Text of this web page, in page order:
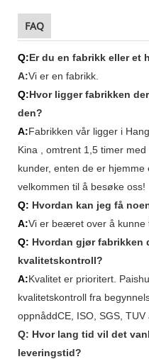
FAQ
Q:Er du en fabrikk eller et
A:Vi er en fabrikk.
Q:Hvor ligger fabrikken
den?
A:Fabrikken vår ligger i
Kina , omtrent 1,5 timer
kunder, enten de er
velkommen til å besøke oss!
Q: Hvordan kan jeg få
A:Vi er beæret over å kunne
Q: Hvordan gjør fabrikken
kvalitetskontroll?
A:Kvalitet er prioritert.
kvalitetskontroll fra
oppnåddCE, ISO, SGS, TUV
Q: Hvor lang tid vil det
leveringstid?